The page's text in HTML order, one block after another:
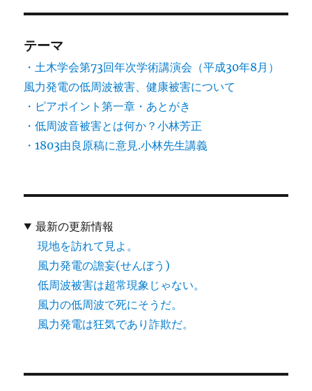
テーマ
・土木学会第73回年次学術講演会（平成30年8月）
風力発電の低周波被害、健康被害について
・ピアポイント第一章・あとがき
・低周波音被害とは何か？小林芳正
・1803由良原稿に意見.小林先生講義
最新の更新情報
現地を訪れて見よ。
風力発電の譫妄(せんぼう)
低周波被害は超常現象じゃない。
風力の低周波で死にそうだ。
風力発電は狂気であり詐欺だ。